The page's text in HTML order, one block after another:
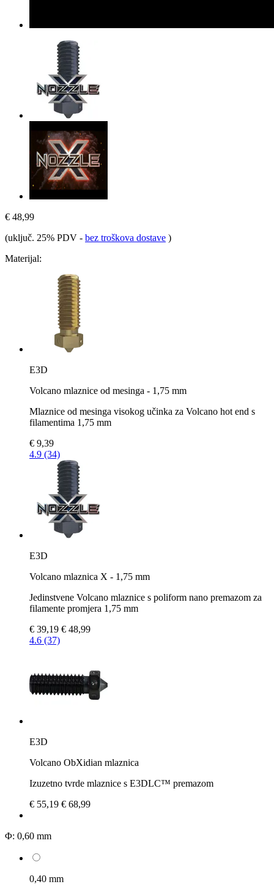
€ 48,99
(uključ. 25% PDV - bez troškova dostave )
Materijal:
E3D
Volcano mlaznice od mesinga - 1,75 mm
Mlaznice od mesinga visokog učinka za Volcano hot end s
filamentima 1,75 mm
€ 9,39
4.9 (34)
E3D
Volcano mlaznica X - 1,75 mm
Jedinstvene Volcano mlaznice s poliform nano premazom za
filamente promjera 1,75 mm
€ 39,19 € 48,99
4.6 (37)
E3D
Volcano ObXidian mlaznica
Izuzetno tvrde mlaznice s E3DLC™ premazom
€ 55,19 € 68,99
Φ: 0,60 mm
0,40 mm